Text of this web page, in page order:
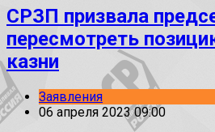
СРЗП призвала
пересмотреть
казни
Заявления
06 апреля 2023 09:00